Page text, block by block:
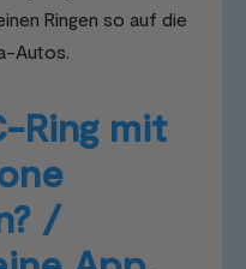
Ringen so auf die
Autos.
Ring mit
/